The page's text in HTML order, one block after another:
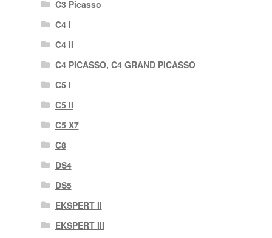
C3 Picasso
C4 I
C4 II
C4 PICASSO, C4 GRAND PICASSO
C5 I
C5 II
C5 X7
C8
DS4
DS5
EKSPERT II
EKSPERT III